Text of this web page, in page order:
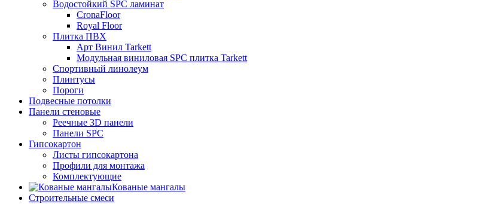
Водостойкий SPC ламинат
CronaFloor
Royal Floor
Плитка ПВХ
Арт Винил Tarkett
Модульная виниловая SPC плитка Tarkett
Спортивный линолеум
Плинтусы
Пороги
Подвесные потолки
Панели стеновые
Реечные 3D панели
Панели SPC
Гипсокартон
Листы гипсокартона
Профили для монтажа
Комплектующие
Кованые мангалы
Строительные смеси